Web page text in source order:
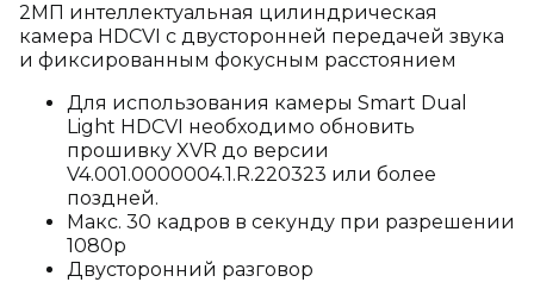
2МП интеллектуальная цилиндрическая
камера HDCVI с двусторонней передачей звука
и фиксированным фокусным расстоянием
Для использования камеры Smart Dual
Light HDCVI необходимо обновить
прошивку XVR до версии
V4.001.0000004.1.R.220323 или более
поздней.
Макс. 30 кадров в секунду при разрешении
1080p
Двусторонний разговор